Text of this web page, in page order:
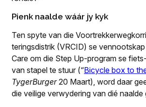
Pienk naalde wáár jy kyk
Ten spyte van die
teringsdistrik (VRCID) se
Care om die Step Up-program se
van stapel te stuur (“Bicycle box to
TygerBurger 20 Maart), word daar
die veilige verwydering van dié naalde